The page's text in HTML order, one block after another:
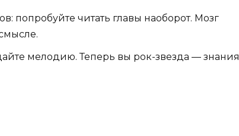
попробуйте читать главы наоборот. Мозг
мелодию. Теперь вы рок-звезда — знания